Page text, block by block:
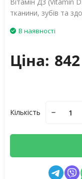
тканини, зубів та
В наявності
Ціна:
Кількість